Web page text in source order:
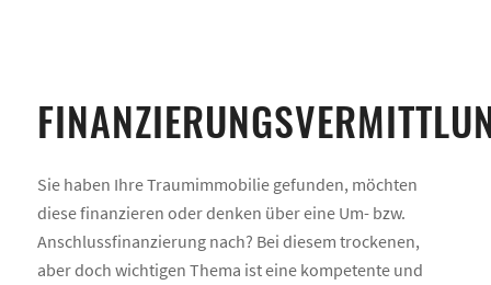
Sie haben Ihre Traumimmobilie gefunden, möchten
diese finanzieren oder denken über eine Um- bzw.
Anschlussfinanzierung nach? Bei diesem trockenen,
aber doch wichtigen Thema ist eine kompetente und